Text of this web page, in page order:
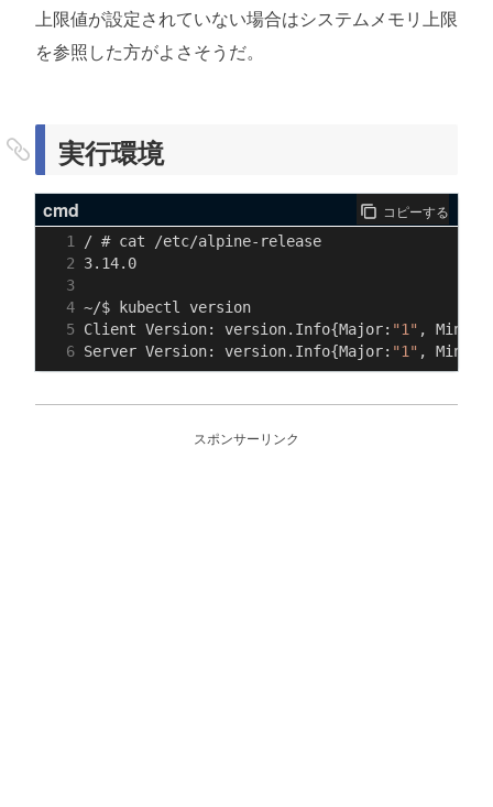
上限値が設定されていない場合はシステムメモリ上限
を参照した方がよさそうだ。
実行環境
cmd コピーする
Client Version: version.Info{Major: "1" , Minor:
Server Version: version.Info{Major: "1" , Minor:
スポンサーリンク